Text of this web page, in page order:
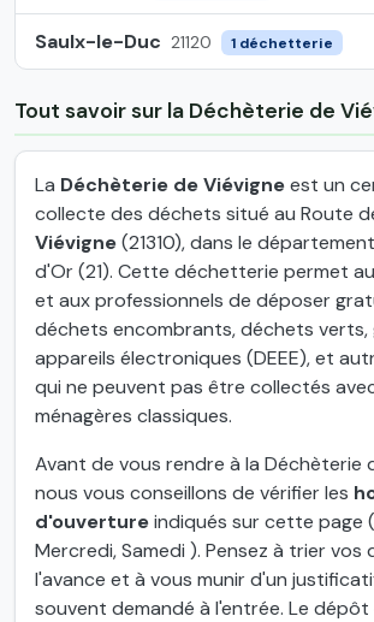
Saulx-le-Duc 21120 1 déchetterie
Tout savoir sur la Déchèterie de
La Déchèterie de Viévigneest un
collecte des déchets situé au Route
Viévigne(21310), dans le
d'Or (21). Cette déchetterie permet
et aux professionnels de déposer
déchets encombrants, déchets verts,
appareils électroniques (DEEE), et
qui ne peuvent pas être collectés
ménagères classiques.
Avant de vous rendre à la Déchèterie
nous vous conseillons de vérifier les
d'ouvertureindiqués sur cette page
Mercredi, Samedi ). Pensez à trier vos
l'avance et à vous munir d'un
souvent demandé à l'entrée. Le